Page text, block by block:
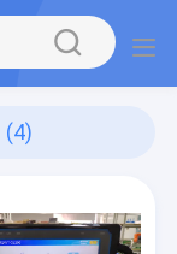
(4)